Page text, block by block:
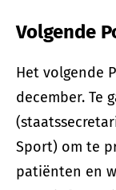
Volgende
Het volgende
december. Te
Sport) om te
patiënten en